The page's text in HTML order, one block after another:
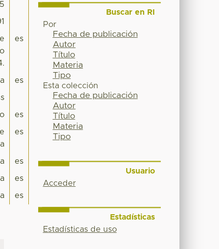
es
es
es
es
es
es
es
Buscar en RI
Por
Fecha de publicación
Autor
Título
Materia
Tipo
Esta colección
Fecha de publicación
Autor
Título
Materia
Tipo
Usuario
Acceder
Estadísticas
Estadísticas de uso